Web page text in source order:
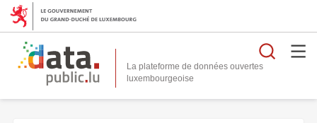
La plateforme de données ouvertes